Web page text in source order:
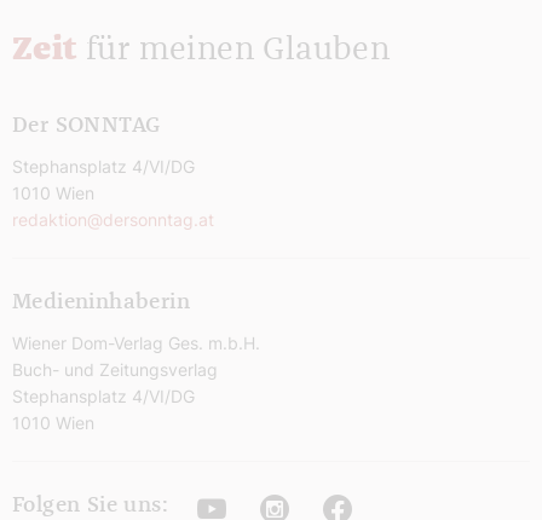
Zeit für meinen Glauben
Der SONNTAG
Stephansplatz 4/VI/DG
1010 Wien
redaktion@dersonntag.at
Medieninhaberin
Wiener Dom-Verlag Ges. m.b.H.
Buch- und Zeitungsverlag
Stephansplatz 4/VI/DG
1010 Wien
Folgen Sie uns: YoutubeInstagramFacebook